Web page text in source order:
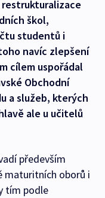
restrukturalizace
škol,
studentů i
navíc zlepšení
cílem uspořádal
Obchodní
a služeb, kterých
ale u učitelů
především
maturitních oborů i
tím podle